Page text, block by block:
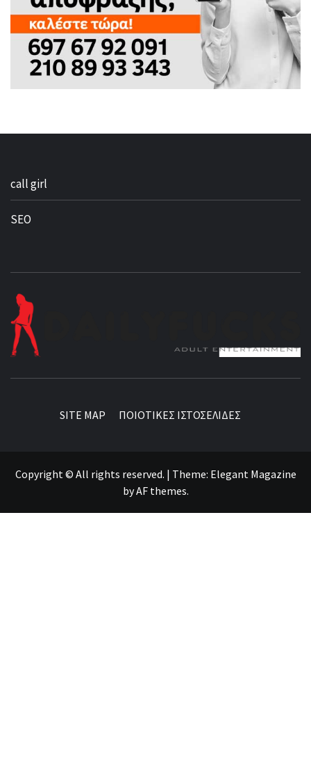
call girl
SEO
SITE MAP ΠΟΙΟΤΙΚΕΣ ΙΣΤΟΣΕΛΙΔΕΣ
Copyright © All rights reserved. | Theme: Elegant Magazine
byAF themes.